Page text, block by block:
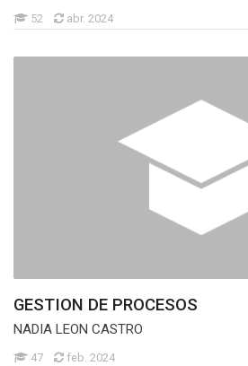
52 abr. 2024
GESTION DE PROCESOS
NADIA LEON CASTRO
47 feb. 2024